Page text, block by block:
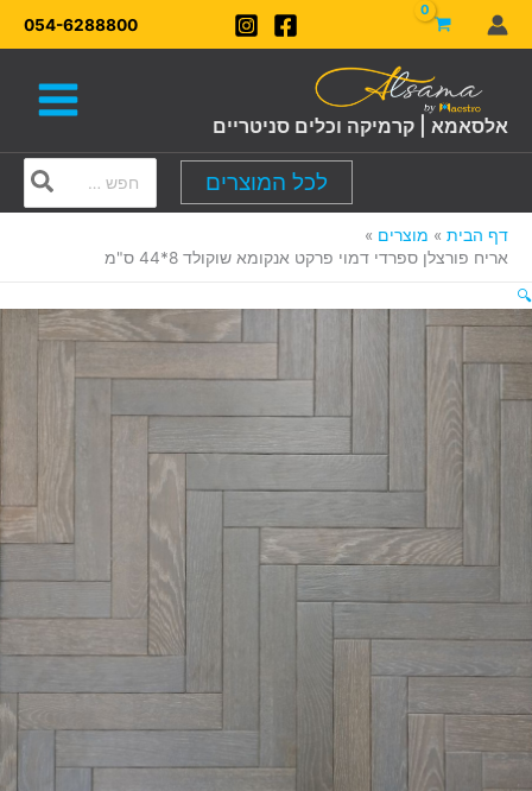
דילוג
לתוכן
054-6288800
אלסאמא | קרמיקה וכלים סניטריים
לכל המוצרים
for:
דף הבית
מוצרים
אריח פורצלן ספרדי דמוי פרקט אנקומא שוקולד 8*44 ס"מ
🔍